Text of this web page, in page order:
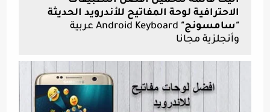
الاحترافية لوحة المفاتيح للأندرويد الحديثة
"سامسونج"
Android Keyboard عربية
وأنجلزية مجانا